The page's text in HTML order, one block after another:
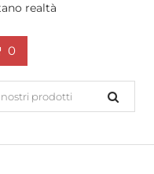
realtà
0